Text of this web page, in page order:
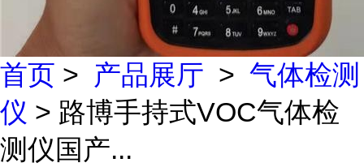
首页 > 产品展厅 > 气体检测
仪 > 路博手持式VOC气体检
测仪国产...